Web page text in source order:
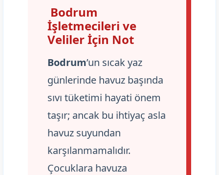
Bodrum
İşletmecileri ve
Veliler İçin Not
Bodrum’un sıcak yaz
günlerinde havuz başında
sıvı tüketimi hayati önem
taşır; ancak bu ihtiyaç asla
havuz suyundan
karşılanmamalıdır.
Çocuklara havuza